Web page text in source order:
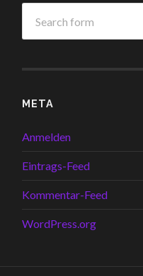
META
Anmelden
Eintrags-Feed
Kommentar-Feed
WordPress.org